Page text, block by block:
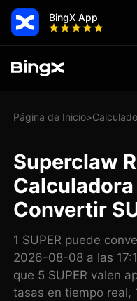
BingX App
Página de Inicio>
Superclaw
Convertir
1 SUPER puede
2026-08-08 a las
que 5 SUPER valen
tasas en tiempo real,